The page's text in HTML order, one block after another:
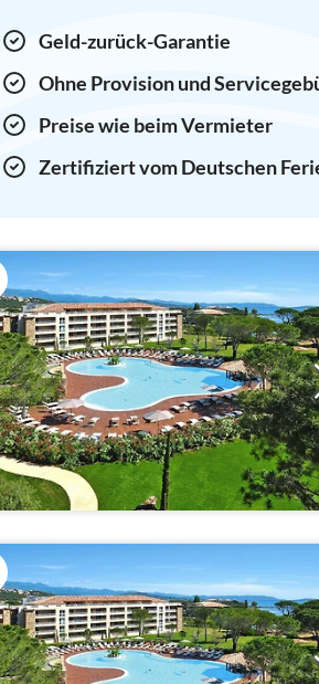
Geld-zurück-Garantie
Ohne Provision und
Preise wie beim Vermieter
Zertifiziert vom Deutschen